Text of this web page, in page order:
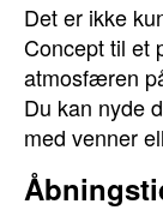
Det er ikke
Concept til et
atmosfæren
Du kan nyde
med venner